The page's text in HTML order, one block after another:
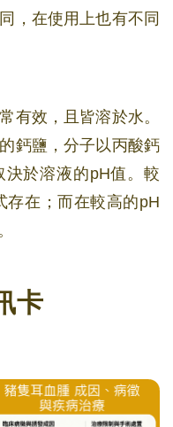
，在使用上也有不同
有效，且皆溶於水。
鈣鹽，分子以丙酸鈣
於溶液的pH值。較
存在；而在較高的pH
卡